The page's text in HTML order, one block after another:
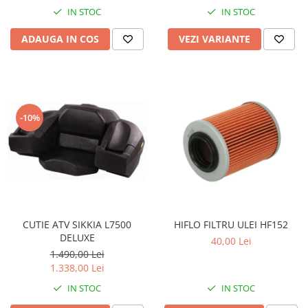
Fuzete
Simering
Surub Bascula
Telescoape
Alimentare, Admisie & Evacuare
Carburator
Filtre aer
FILTRU BENZINA
Injectoare
IN STOC
ADAUGA IN COS
IN STOC
VEZI VARIANTE
-10%
CUTIE ATV SIKKIA L7500
DELUXE
1.490,00 Lei
1.338,00 Lei
IN STOC
HIFLO FILTRU ULEI HF152
40,00 Lei
IN STOC